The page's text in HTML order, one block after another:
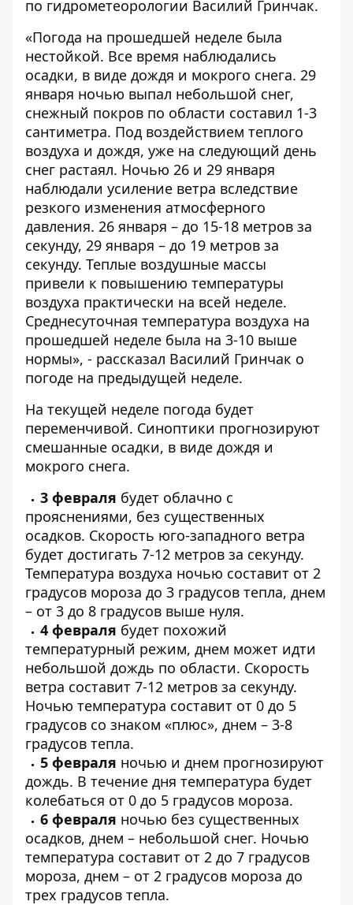
по гидрометеорологии Василий Гринчак.
«Погода на прошедшей неделе была
нестойкой. Все время наблюдались
осадки, в виде дождя и мокрого снега. 29
января ночью выпал небольшой снег,
снежный покров по области составил 1-3
сантиметра. Под воздействием теплого
воздуха и дождя, уже на следующий день
снег растаял. Ночью 26 и 29 января
наблюдали усиление ветра вследствие
резкого изменения атмосферного
давления. 26 января – до 15-18 метров за
секунду, 29 января – до 19 метров за
секунду. Теплые воздушные массы
привели к повышению температуры
воздуха практически на всей неделе.
Среднесуточная температура воздуха на
прошедшей неделе была на 3-10 выше
нормы», - рассказал Василий Гринчак о
погоде на предыдущей неделе.
На текущей неделе погода будет
переменчивой. Синоптики прогнозируют
смешанные осадки, в виде дождя и
мокрого снега.
3 февраля будет облачно с
прояснениями, без существенных
осадков. Скорость юго-западного ветра
будет достигать 7-12 метров за секунду.
Температура воздуха ночью составит от 2
градусов мороза до 3 градусов тепла, днем
– от 3 до 8 градусов выше нуля.
4 февраля будет похожий
температурный режим, днем может идти
небольшой дождь по области. Скорость
ветра составит 7-12 метров за секунду.
Ночью температура составит от 0 до 5
градусов со знаком «плюс», днем – 3-8
градусов тепла.
5 февраля ночью и днем прогнозируют
дождь. В течение дня температура будет
колебаться от 0 до 5 градусов мороза.
6 февраля ночью без существенных
осадков, днем – небольшой снег. Ночью
температура составит от 2 до 7 градусов
мороза, днем – от 2 градусов мороза до
трех градусов тепла.